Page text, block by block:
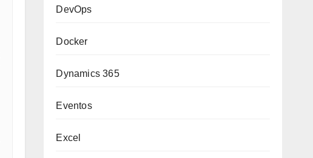
DevOps
Docker
Dynamics 365
Eventos
Excel